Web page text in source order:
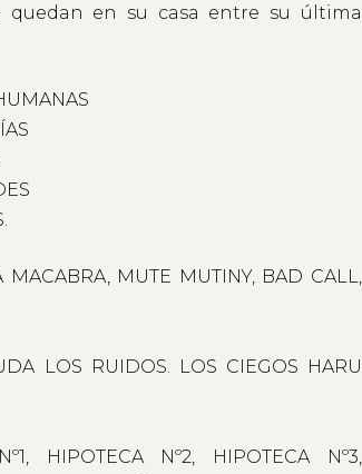
en su casa entre su última
MUTE MUTINY, BAD CALL,
LOS RUIDOS. LOS CIEGOS HARU
HIPOTECA Nº2, HIPOTECA Nº3,